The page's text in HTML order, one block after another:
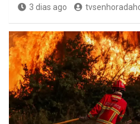
3 dias ago